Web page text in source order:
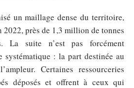
un maillage dense du territoire,
2022, près de 1,3 million de tonnes
La suite n’est pas forcément
systématique : la part destinée au
Certaines ressourceries
déposés et offrent à ceux qui